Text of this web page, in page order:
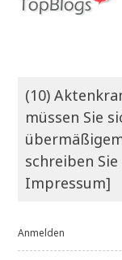
(10)
müssen Sie
schreiben
Impressum]
Anmelden